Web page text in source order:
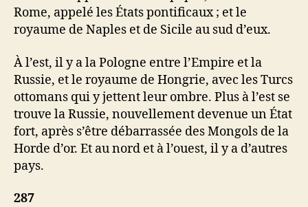
Rome, appelé les États pontificaux ; et le
royaume de Naples et de Sicile au sud d’eux.
À l’est, il y a la Pologne entre l’Empire et la
Russie, et le royaume de Hongrie, avec les Turcs
ottomans qui y jettent leur ombre. Plus à l’est se
trouve la Russie, nouvellement devenue un État
fort, après s’être débarrassée des Mongols de la
Horde d’or. Et au nord et à l’ouest, il y a d’autres
pays.
287